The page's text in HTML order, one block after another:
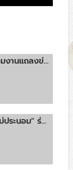
“แม่ประนอม” ร่วมงานแถลงข่าว “งานออกร้านคณะภริยาทูต ครั้งที่ 57” รายได้ทั้งหมดทูลเกล้าฯ ถวายโดยเสด็จพระราชกุศลบำรุงสภากาชาดไทย
คณะผู้บริหาร "แม่ประนอม" ร่วมส่งมอบเงินบริจาคให้แก่สภากาชาดไทย จากการออกร้านจำหน่ายผลิตภัณฑ์ในงานกาชาดประจำปี 2568